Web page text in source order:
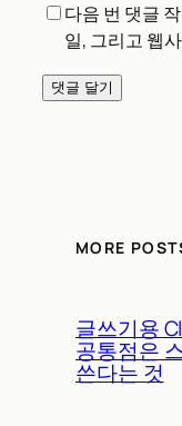
다음 번 댓글
일, 그리고 웹
MORE
글쓰기용
공통점은
쓴다는 것